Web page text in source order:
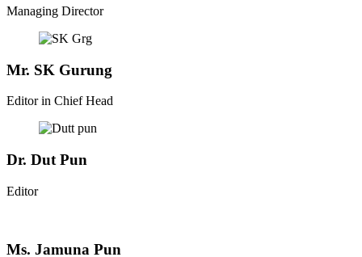
Managing Director
Mr. SK Gurung
Editor in Chief Head
Dr. Dut Pun
Editor
Ms. Jamuna Pun